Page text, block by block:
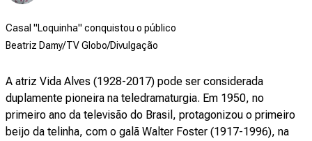
Casal "Loquinha" conquistou o público
Beatriz Damy/TV Globo/Divulgação
A atriz Vida Alves (1928-2017) pode ser considerada
duplamente pioneira na teledramaturgia. Em 1950, no
primeiro ano da televisão do Brasil, protagonizou o primeiro
beijo da telinha, com o galã Walter Foster (1917-1996), na